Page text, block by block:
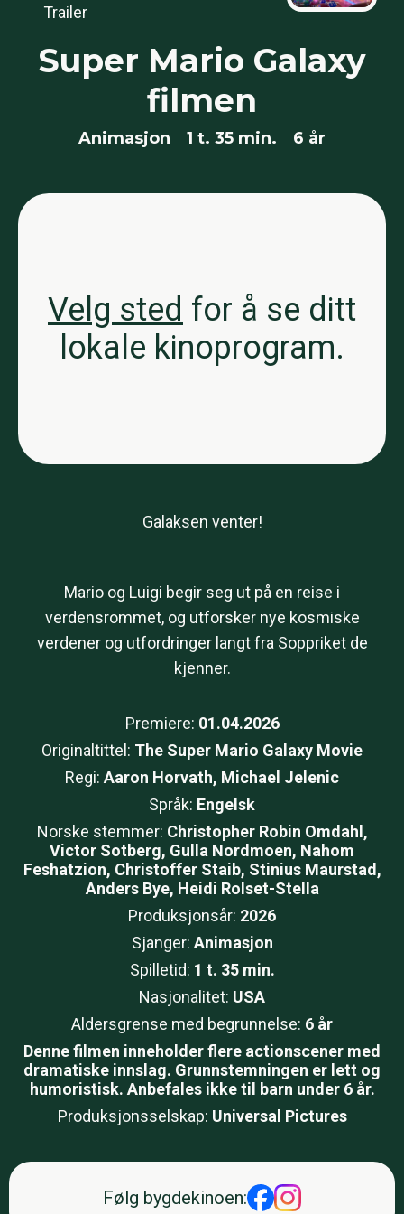
Trailer
Super Mario Galaxy
filmen
Animasjon 1 t. 35 min. 6 år
Velg sted for å se ditt
lokale kinoprogram.
Galaksen venter!
Mario og Luigi begir seg ut på en reise i
verdensrommet, og utforsker nye kosmiske
verdener og utfordringer langt fra Soppriket de
kjenner.
Premiere: 01.04.2026
Originaltittel: The Super Mario Galaxy Movie
Regi: Aaron Horvath, Michael Jelenic
Språk: Engelsk
Norske stemmer: Christopher Robin Omdahl,
Victor Sotberg, Gulla Nordmoen, Nahom
Feshatzion, Christoffer Staib, Stinius Maurstad,
Anders Bye, Heidi Rolset-Stella
Produksjonsår: 2026
Sjanger: Animasjon
Spilletid: 1 t. 35 min.
Nasjonalitet: USA
Aldersgrense med begrunnelse: 6 år
Denne filmen inneholder flere actionscener med
dramatiske innslag. Grunnstemningen er lett og
humoristisk. Anbefales ikke til barn under 6 år.
Produksjonsselskap: Universal Pictures
Følg bygdekinoen: